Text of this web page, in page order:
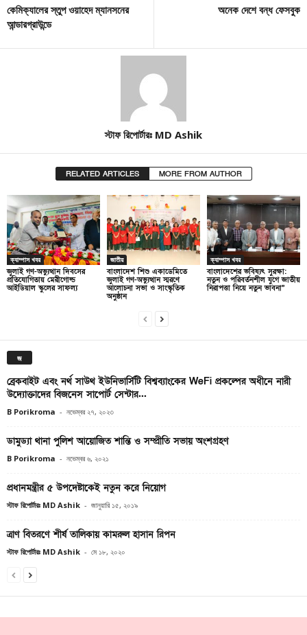
কেমিক্যালের স্তুপ ওয়াহেদ ম্যানসনের
আন্ডারগ্রাউন্ডে
অনেক দেশে বন্ধ ফেসবুক
স্টাফ রিপোর্টারঃ MD Ashik
RELATED ARTICLES MORE FROM AUTHOR
ক্যাম্পাস খবর
জুলাই গণ-অভ্যুত্থান দিবসের
প্রতিযোগিতায় মেরীগোল্ড
আইডিয়াল স্কুলের সাফল্য
জাতীয়
বাংলাদেশ শিশু একাডেমিতে
জুলাই গণ-অভ্যুত্থান স্মরণে
আলোচনা সভা ও সাংস্কৃতিক
অনুষ্ঠান
ক্যাম্পাস খবর
বাংলাদেশের ভবিষ্যৎ সুরক্ষা:
নতুন ও পরিবর্তনশীল যুগে জাতীয়
নিরাপত্তা নিয়ে নতুন ভাবনা”
জ
ব্রেকবাইট এবং নর্থ সাউথ ইউনিভার্সিটি বিশ্বব্যাংকের WeFi প্রকল্পের অধীনে নারী
উদ্যোক্তাদের বিজনেস সাপোর্ট সেন্টার...
B Porikroma - নভেম্বর ২৭, ২০২৩
ডামুড্যা থানা পুলিশ আয়োজিত শান্তি ও সম্প্রীতি সভায় অংশগ্রহণ
B Porikroma - নভেম্বর ৬, ২০২১
প্রধানমন্ত্রীর ৫ উপদেষ্টাকেই নতুন করে নিয়োগ
স্টাফ রিপোর্টারঃ MD Ashik - জানুয়ারি ১৫, ২০১৯
ত্রাণ বিতরণে শীর্ষ তালিকায় কামরুল হাসান রিপন
স্টাফ রিপোর্টারঃ MD Ashik - মে ১৮, ২০২০